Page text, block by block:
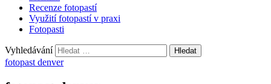
Recenze fotopastí
Využití fotopastí v praxi
Fotopasti
Vyhledávání
fotopast denver